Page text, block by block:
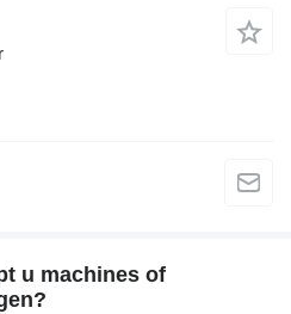
u machines of